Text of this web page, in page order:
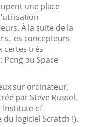
une place
À la suite de la
les concepteurs
certes très
ou Space
sur ordinateur,
par Steve Russel,
Institute of
du logiciel Scratch !).